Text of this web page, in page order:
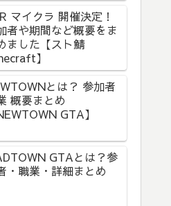
マイクラ 開催決定！
者や期間など概要をま
ました【スト鯖
】
とは？ 参加者
概要まとめ
GTA】
GTAとは？参
・職業・詳細まとめ